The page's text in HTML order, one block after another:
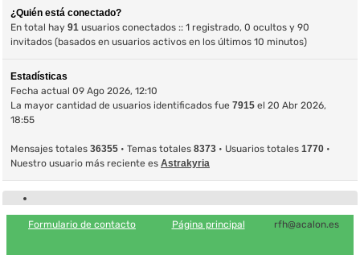
¿Quién está conectado?
En total hay 91 usuarios conectados :: 1 registrado, 0 ocultos y 90
invitados (basados en usuarios activos en los últimos 10 minutos)
Estadísticas
Fecha actual 09 Ago 2026, 12:10
La mayor cantidad de usuarios identificados fue 7915 el 20 Abr 2026,
18:55
Mensajes totales 36355 • Temas totales 8373 • Usuarios totales 1770 •
Nuestro usuario más reciente es Astrakyria
Formulario de contacto Página principal rfh@acalon.es